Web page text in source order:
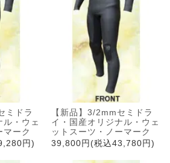
ミドラ
ル・ウェ
マーク
円)
【新品】3/2mmセミドラ
イ・国産オリジナル・ウェ
ットスーツ・ノーマーク
39,800円(税込43,780円)